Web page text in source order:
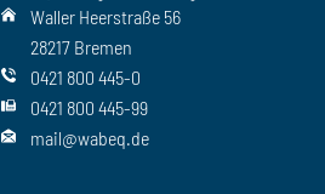
Waller Heerstraße 56
28217 Bremen
0421 800 445-0
0421 800 445-99
mail@wabeq.de